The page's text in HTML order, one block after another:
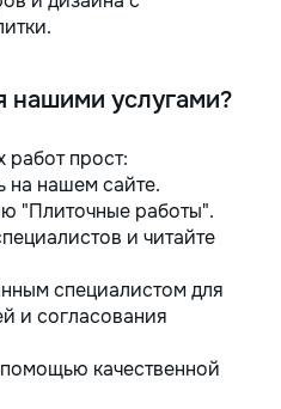
нашими услугами?
работ прост:
на нашем сайте.
"Плиточные работы".
и читайте
специалистом для
и согласования
качественной